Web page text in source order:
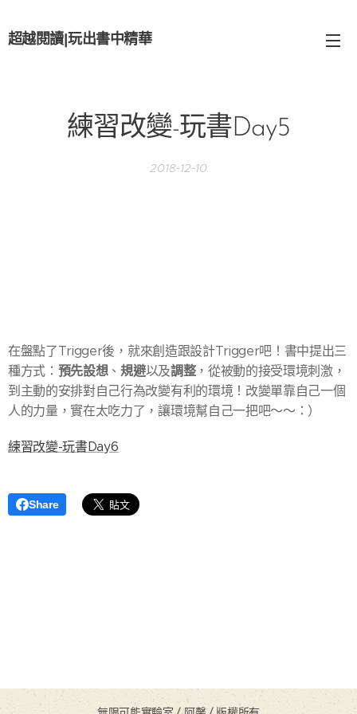
超越閱讀|玩出書中精華
練習改變-玩書Day5
2018-12-10
在盤點了Trigger後，就來創造跟設計Trigger吧！書中提出三
種方式： 預先設想、規避以及調整，從被動的接受環境刺激，
到主動的安排對自己行為改變有利的環境！改變單靠自己一個
人的力量，實在太吃力了，讓環境幫自己一把吧～～：）
練習改變-玩書Day6
Share